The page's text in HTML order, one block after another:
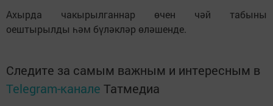
Ахырда чакырылганнар өчен чәй табыны
оештырылды һәм бүләкләр өләшенде.
Следите за самым важным и интересным в
Telegram-канале Татмедиа